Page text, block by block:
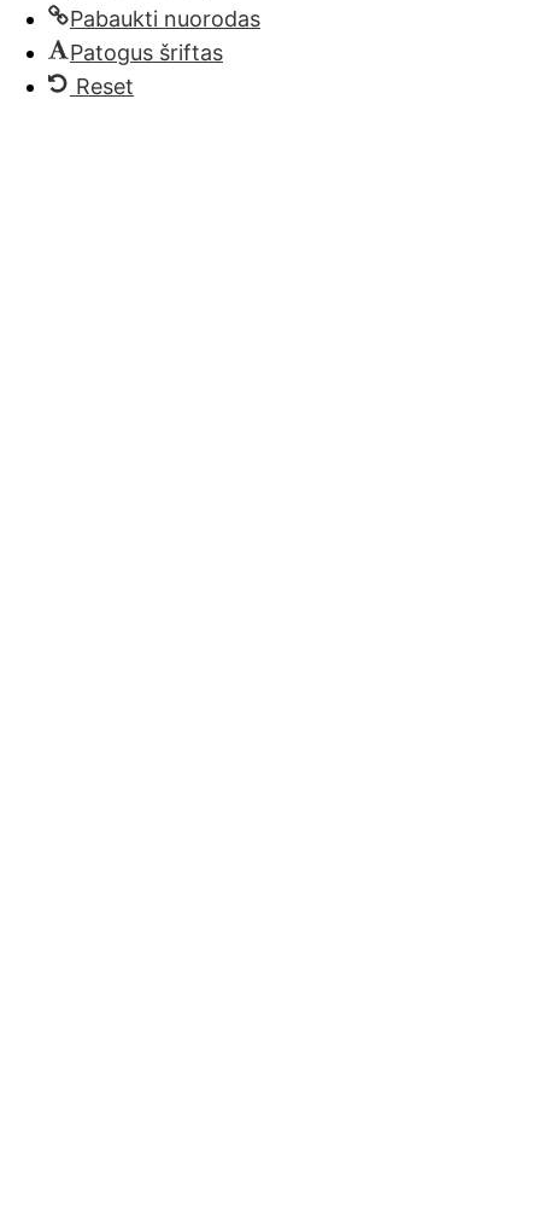
Pabaukti nuorodas
Patogus šriftas
Reset